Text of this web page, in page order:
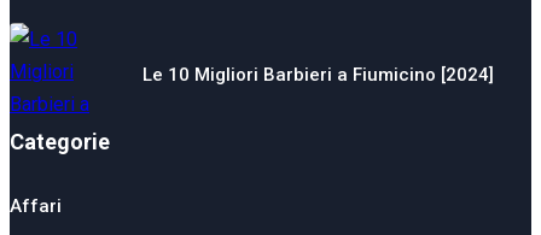
Le 10 Migliori Barbieri a Fiumicino [2024]
Categorie
Affari